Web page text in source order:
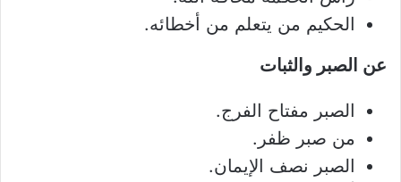
الحكيم من يتعلم من أخطائه.
عن الصبر والثبات
الصبر مفتاح الفرج.
من صبر ظفر.
الصبر نصف الإيمان.